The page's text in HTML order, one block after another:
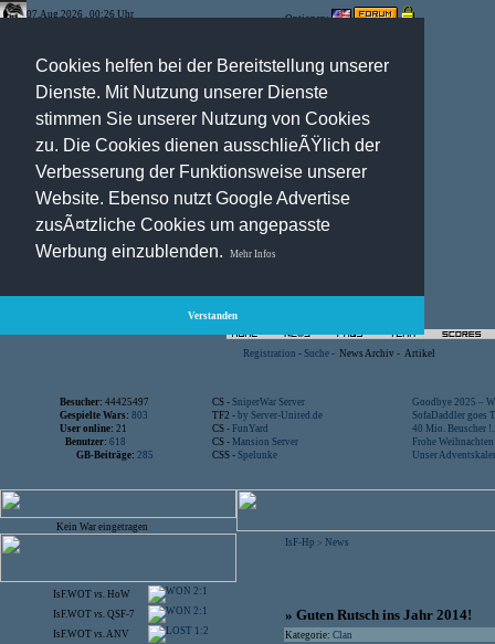
Cookies helfen bei der Bereitstellung unserer
Dienste. Mit Nutzung unserer Dienste
stimmen Sie unserer Nutzung von Cookies
zu. Die Cookies dienen ausschlieÃŸlich der
Verbesserung der Funktionsweise unserer
Website. Ebenso nutzt Google Advertise
zusÃ¤tzliche Cookies um angepasste
Werbung einzublenden.
Mehr Infos
Verstanden
07.Aug.2026 , 00:26 Uhr Optionen:
Registration - Suche - News Archiv - Artikel
Besucher: 44425497 CS - SniperWar Server
Goodbye 2025 –
Gespielte Wars: 803 TF2 - by Server-United.de
SofaDaddler goes
User online: 21 CS - FunYard
40 Mio. Beuscher
Benutzer: 618 CS - Mansion Server
Frohe
GB-Beiträge: 285 CSS - Spelunke Unser
Kein War eingetragen
IsF.WOT vs. HoW 2:1
IsF.WOT vs. QSF-7 2:1
IsF.WOT vs.ANV 1:2
IsF-Hp > News
» Guten Rutsch ins Jahr 2014!
Kategorie: Clan